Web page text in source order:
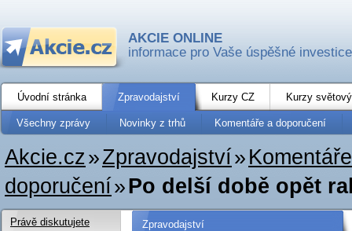
AKCIE ONLINE
informace pro Vaše úspěšné investice
Úvodní stránka Zpravodajství Kurzy CZ Kurzy
Všechny zprávy Novinky z trhů Komentáře a doporučení
Akcie.cz»Zpravodajství»
doporučení»Po delší době opět
Zpravodajství
Právě diskutujete